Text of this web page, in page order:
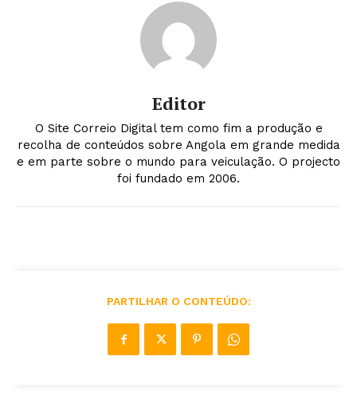
Editor
O Site Correio Digital tem como fim a produção e
recolha de conteúdos sobre Angola em grande medida
e em parte sobre o mundo para veiculação. O projecto
foi fundado em 2006.
PARTILHAR O CONTEÚDO: